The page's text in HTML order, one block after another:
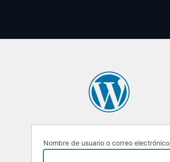
Nombre de usuario o correo electrónico